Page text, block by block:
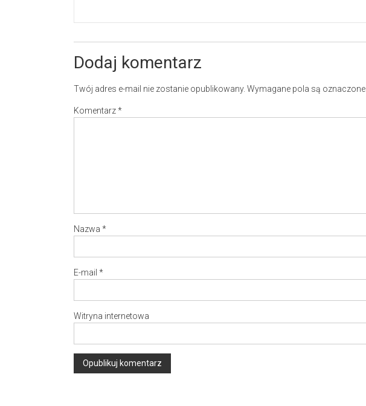
Dodaj komentarz
Twój adres e-mail nie zostanie opublikowany. Wymagane pola są oznaczone
Komentarz*
Nazwa *
E-mail *
Witryna internetowa